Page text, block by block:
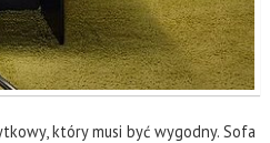
który musi być wygodny. Sofa